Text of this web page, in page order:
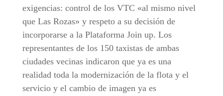
exigencias: control de los VTC «al mismo nivel
que Las Rozas» y respeto a su decisión de
incorporarse a la Plataforma Join up. Los
representantes de los 150 taxistas de ambas
ciudades vecinas indicaron que ya es una
realidad toda la modernización de la flota y el
servicio y el cambio de imagen ya es